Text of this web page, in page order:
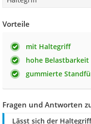
Vorteile
mit Haltegriff
hohe Belastbarkeit
gummierte
Fragen und Antworten
Lässt sich der